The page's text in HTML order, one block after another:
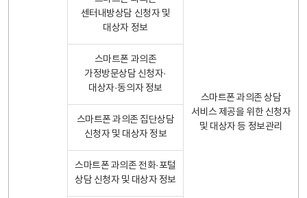
센터내방상담 신청자 및
대상자 정보
스마트폰 과의존 상담
서비스 제공을 위한 신청자
및 대상자 등 정보관리
스마트폰 과의존
가정방문상담 신청자·
대상자·동의자 정보
스마트폰 과의존 집단상담
신청자 및 대상자 정보
스마트폰 과의존 전화·포털
상담 신청자 및 대상자 정보